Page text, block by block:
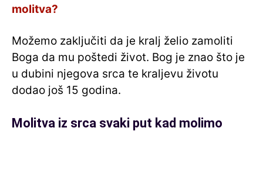
molitva?
Možemo zaključiti da je kralj želio zamoliti
Boga da mu poštedi život. Bog je znao što je
u dubini njegova srca te kraljevu životu
dodao još 15 godina.
Molitva iz srca svaki put kad molimo